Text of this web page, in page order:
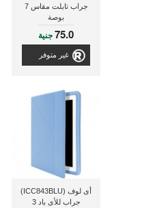
جراب تابلت مقاس 7
بوصة
75.0جنية
غير متوفر
أى لوف (ICC843BLU)
جراب للأى باد 3